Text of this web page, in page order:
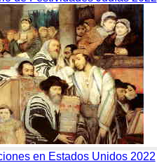
en Estados Unidos 2022